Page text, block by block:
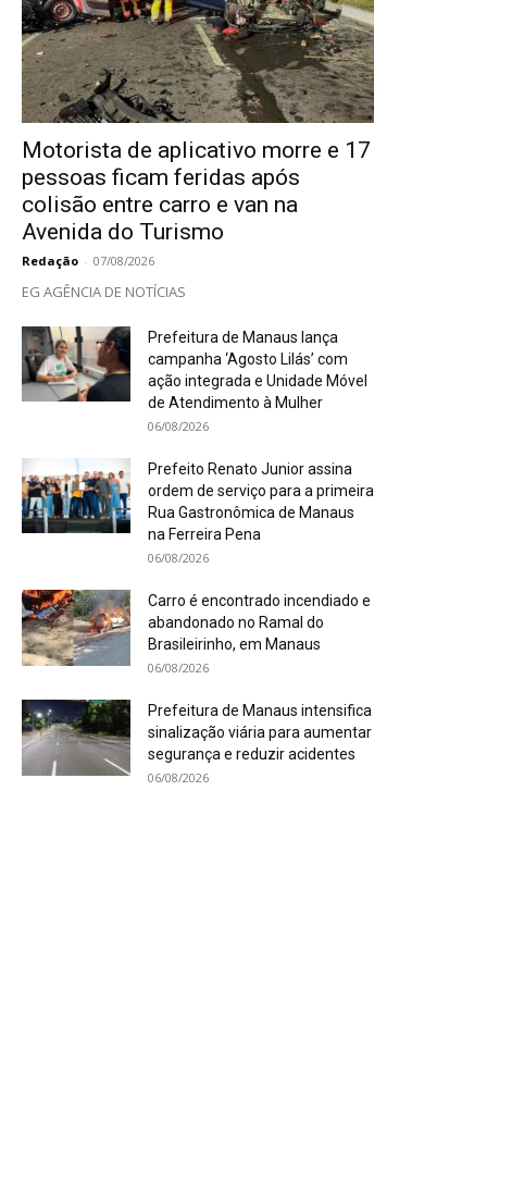
Motorista de aplicativo morre e 17
pessoas ficam feridas após
colisão entre carro e van na
Avenida do Turismo
Redação - 07/08/2026
EG AGÊNCIA DE NOTÍCIAS
Prefeitura de Manaus lança
campanha ‘Agosto Lilás’ com
ação integrada e Unidade Móvel
de Atendimento à Mulher
06/08/2026
Prefeito Renato Junior assina
ordem de serviço para a primeira
Rua Gastronômica de Manaus
na Ferreira Pena
06/08/2026
Carro é encontrado incendiado e
abandonado no Ramal do
Brasileirinho, em Manaus
06/08/2026
Prefeitura de Manaus intensifica
sinalização viária para aumentar
segurança e reduzir acidentes
06/08/2026